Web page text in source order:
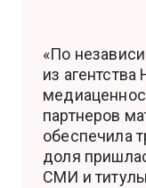
«По
из агентства
партнеров
обеспечила
доля
СМИ и